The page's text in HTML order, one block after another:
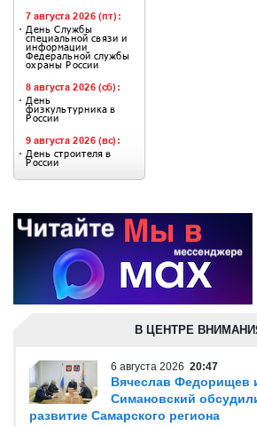
В ЦЕНТРЕ
6 августа 2026 20:47
Вячеслав Федорищев
Симановский
развитие Самарского региона